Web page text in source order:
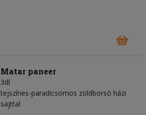
Matar paneer
3dl
tejszínes-paradicsomos zöldborsó házi
sajttal